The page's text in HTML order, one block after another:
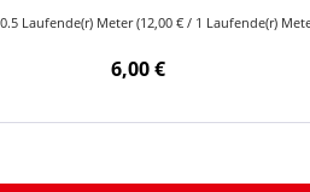
0.5 Laufende(r) Meter(12,00 € / 1 Laufende(r)
6,00 €